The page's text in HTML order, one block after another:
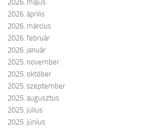
2026. május
2026. április
2026. március
2026. február
2026. január
2025. november
2025. október
2025. szeptember
2025. augusztus
2025. július
2025. június